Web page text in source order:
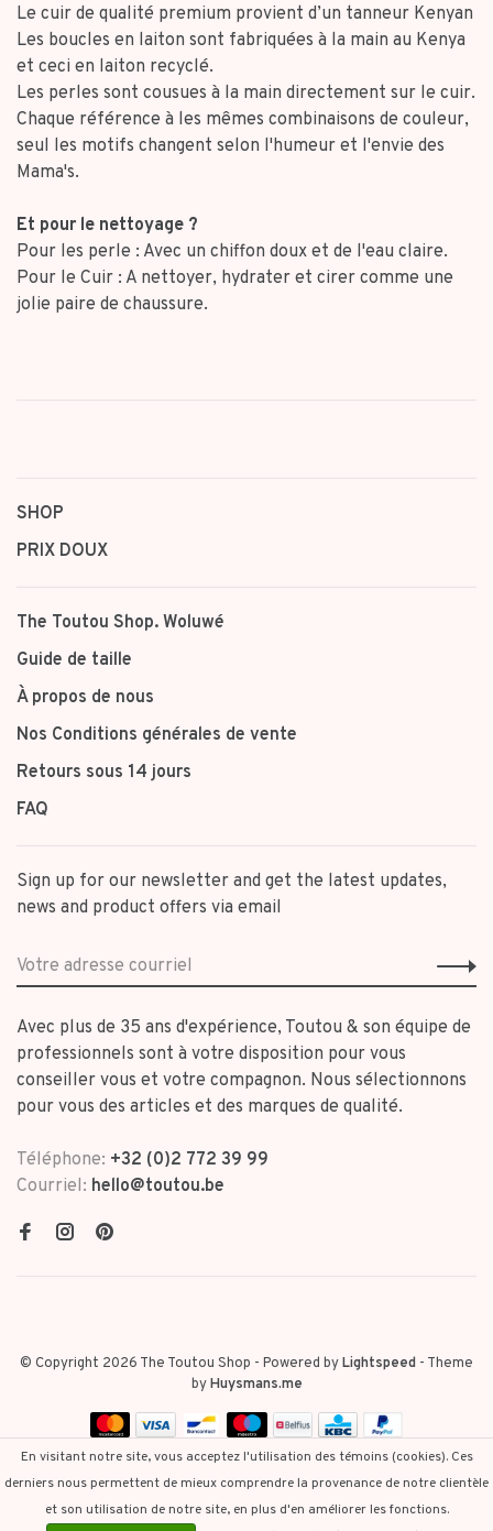
Le cuir de qualité premium provient d’un tanneur Kenyan
Les boucles en laiton sont fabriquées à la main au Kenya
et ceci en laiton recyclé.
Les perles sont cousues à la main directement sur le cuir.
Chaque référence à les mêmes combinaisons de couleur,
seul les motifs changent selon l'humeur et l'envie des
Mama's.
Et pour le nettoyage ?
Pour les perle : Avec un chiffon doux et de l'eau claire.
Pour le Cuir : A nettoyer, hydrater et cirer comme une
jolie paire de chaussure.
SHOP
PRIX DOUX
The Toutou Shop. Woluwé
Guide de taille
À propos de nous
Nos Conditions générales de vente
Retours sous 14 jours
FAQ
Sign up for our newsletter and get the latest updates,
news and product offers via email
Avec plus de 35 ans d'expérience, Toutou & son équipe de
professionnels sont à votre disposition pour vous
conseiller vous et votre compagnon. Nous sélectionnons
pour vous des articles et des marques de qualité.
Téléphone: +32 (0)2 772 39 99
Courriel: hello@toutou.be
© Copyright 2026 The Toutou Shop - Powered byLightspeed - Theme
byHuysmans.me
En visitant notre site, vous acceptez l'utilisation des témoins (cookies). Ces
derniers nous permettent de mieux comprendre la provenance de notre clientèle
et son utilisation de notre site, en plus d'en améliorer les fonctions.